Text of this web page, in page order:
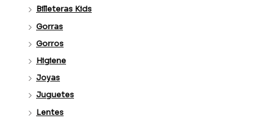
Billeteras Kids
Gorras
Gorros
Higiene
Joyas
Juguetes
Lentes